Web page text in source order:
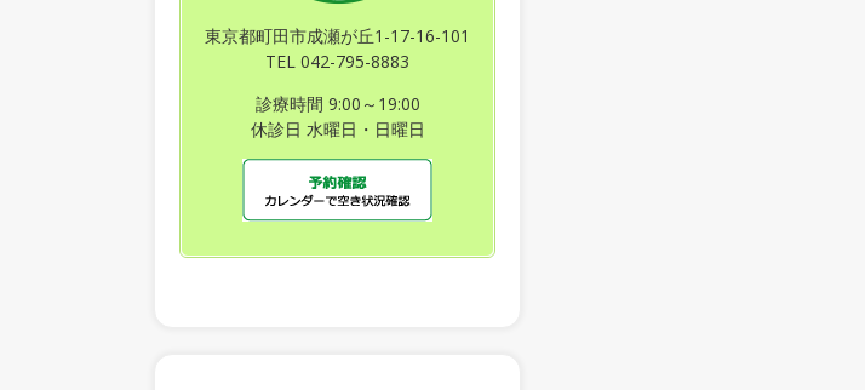
東京都町田市成瀬が丘1-17-16-101
TEL 042-795-8883
診療時間 9:00～19:00
休診日 水曜日・日曜日